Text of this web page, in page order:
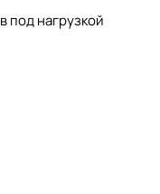
под нагрузкой